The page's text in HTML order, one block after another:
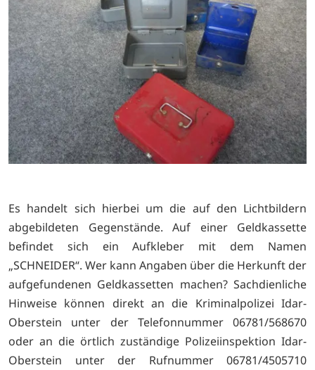
Es handelt sich hierbei um die auf den Lichtbildern
abgebildeten Gegenstände. Auf einer Geldkassette
befindet sich ein Aufkleber mit dem Namen
„SCHNEIDER“. Wer kann Angaben über die Herkunft der
aufgefundenen Geldkassetten machen? Sachdienliche
Hinweise können direkt an die Kriminalpolizei Idar-
Oberstein unter der Telefonnummer 06781/568670
oder an die örtlich zuständige Polizeiinspektion Idar-
Oberstein unter der Rufnummer 06781/4505710